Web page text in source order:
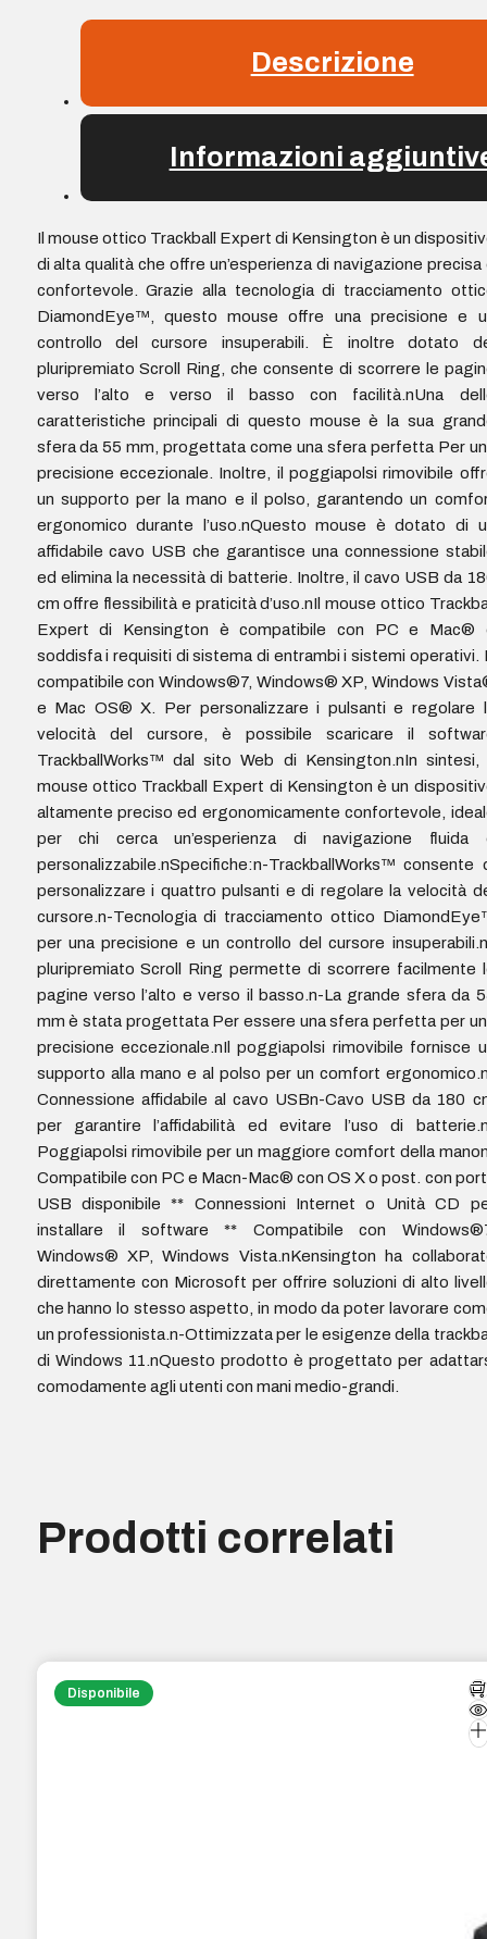
Descrizione
Informazioni
Il mouse ottico Trackball Expert di Kensington è un
di alta qualità che offre un’esperienza di navigazione precisa
confortevole. Grazie alla tecnologia di tracciamento
DiamondEye™, questo mouse offre una precisione e
controllo del cursore insuperabili. È inoltre dotato
pluripremiato Scroll Ring, che consente di scorrere le
verso l’alto e verso il basso con facilità.nUna
caratteristiche principali di questo mouse è la sua
sfera da 55 mm, progettata come una sfera perfetta Per
precisione eccezionale. Inoltre, il poggiapolsi rimovibile
un supporto per la mano e il polso, garantendo un
ergonomico durante l’uso.nQuesto mouse è dotato di
affidabile cavo USB che garantisce una connessione
ed elimina la necessità di batterie. Inoltre, il cavo USB da
cm offre flessibilità e praticità d’uso.nIl mouse ottico
Expert di Kensington è compatibile con PC e Mac®
soddisfa i requisiti di sistema di entrambi i sistemi operativi.
compatibile con Windows®7, Windows® XP, Windows
e Mac OS® X. Per personalizzare i pulsanti e regolare
velocità del cursore, è possibile scaricare il
TrackballWorks™ dal sito Web di Kensington.nIn sintesi,
mouse ottico Trackball Expert di Kensington è un
altamente preciso ed ergonomicamente confortevole,
per chi cerca un’esperienza di navigazione fluida
personalizzabile.nSpecifiche:n-TrackballWorks™ consente
personalizzare i quattro pulsanti e di regolare la velocità
cursore.n-Tecnologia di tracciamento ottico
per una precisione e un controllo del cursore
pluripremiato Scroll Ring permette di scorrere facilmente
pagine verso l’alto e verso il basso.n-La grande sfera da
mm è stata progettata Per essere una sfera perfetta per
precisione eccezionale.nIl poggiapolsi rimovibile fornisce
supporto alla mano e al polso per un comfort
Connessione affidabile al cavo USBn-Cavo USB da 180
per garantire l’affidabilità ed evitare l’uso di
Poggiapolsi rimovibile per un maggiore comfort della
Compatibile con PC e Macn-Mac® con OS X o post. con
USB disponibile ** Connessioni Internet o Unità CD
installare il software ** Compatibile con
Windows® XP, Windows Vista.nKensington ha
direttamente con Microsoft per offrire soluzioni di alto
che hanno lo stesso aspetto, in modo da poter lavorare
un professionista.n-Ottimizzata per le esigenze della
di Windows 11.nQuesto prodotto è progettato per
comodamente agli utenti con mani medio-grandi.
Prodotti correlati
Disponibile